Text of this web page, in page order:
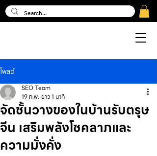
โพสต์
จัดชั้นวางของในบ้านรับตรุษ
จีน เสริมพลังโชคลาภและ
ความมั่งคั่ง
SEO Team
19 ก.พ. ยาว 1 นาที